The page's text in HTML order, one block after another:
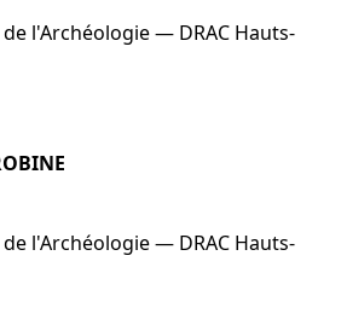
l'Archéologie — DRAC Hauts-
l'Archéologie — DRAC Hauts-